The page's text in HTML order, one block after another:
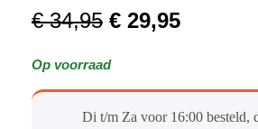
€34,95 € 29,95
Op voorraad
Di t/m Za voor 16:00 besteld,